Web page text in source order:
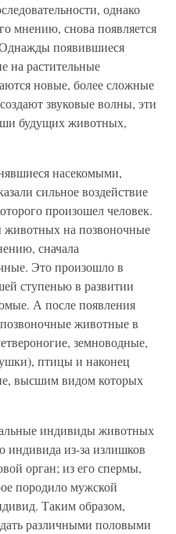
однако
мнению, снова появляется
появившиеся
на растительные
новые, более сложные
звуковые волны, эти
будущих животных,
насекомыми,
сильное воздействие
произошел человек.
животных на позвоночные
сначала
Это произошло в
ступенью в развитии
А после появления
животные в
земноводные,
птицы и наконец
высшим видом которых
индивиды животных
из-за излишков
орган; из его спермы,
породило мужской
Таким образом,
различными половыми